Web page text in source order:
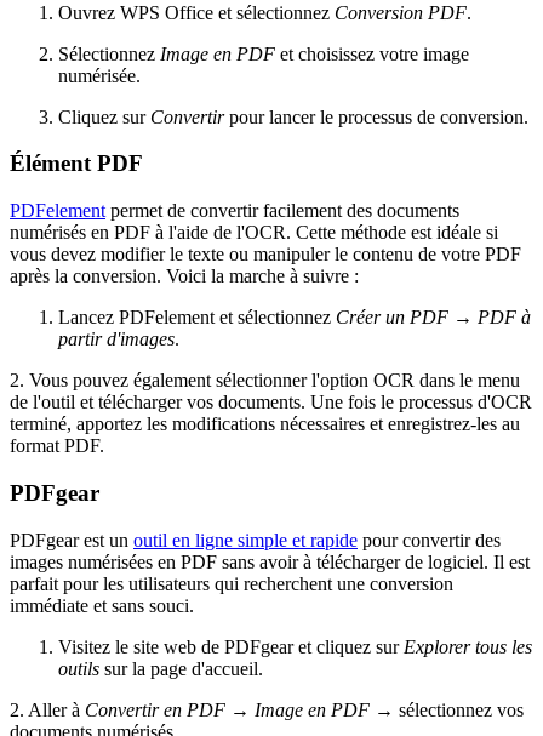
Ouvrez WPS Office et sélectionnez Conversion PDF.
Sélectionnez Image en PDF et choisissez votre image
numérisée.
Cliquez sur Convertirpour lancer le processus de conversion.
Élément PDF
PDFelement permet de convertir facilement des documents
numérisés en PDF à l'aide de l'OCR. Cette méthode est idéale si
vous devez modifier le texte ou manipuler le contenu de votre PDF
après la conversion. Voici la marche à suivre :
Lancez PDFelement et sélectionnez Créer un PDF → PDF à
partir d'images.
2. Vous pouvez également sélectionner l'option OCR dans le menu
de l'outil et télécharger vos documents. Une fois le processus d'OCR
terminé, apportez les modifications nécessaires et enregistrez-les au
format PDF.
PDFgear
PDFgear est un outil en ligne simple et rapide pour convertir des
images numérisées en PDF sans avoir à télécharger de logiciel. Il est
parfait pour les utilisateurs qui recherchent une conversion
immédiate et sans souci.
Visitez le site web de PDFgear et cliquez sur Explorer tous les
outils sur la page d'accueil.
2. Aller à Convertir en PDF → Image en PDF → sélectionnez vos
documents numérisés.